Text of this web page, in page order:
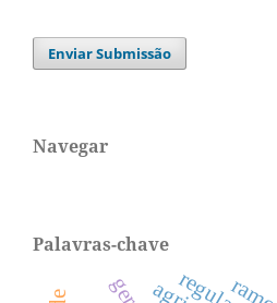
Enviar Submissão
Navegar
Palavras-chave